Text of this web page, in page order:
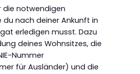
die notwendigen
du nach deiner Ankunft in
erledigen musst. Dazu
deines Wohnsitzes, die
Nummer
für Ausländer) und die